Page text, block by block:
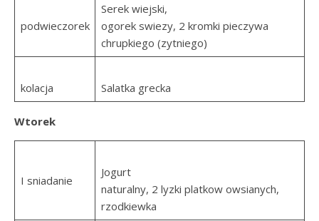
podwieczorek
Serek wiejski,
ogorek swiezy, 2 kromki pieczywa
chrupkiego (zytniego)
kolacja Salatka grecka
Wtorek
I sniadanie
Jogurt
naturalny, 2 lyzki platkow owsianych,
rzodkiewka